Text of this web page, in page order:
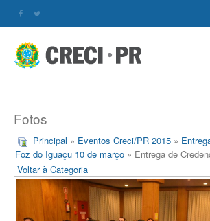
Fotos
Principal » Eventos Creci/PR 2015 »
Foz do Iguaçu 10 de março » Entrega de
Voltar à Categoria